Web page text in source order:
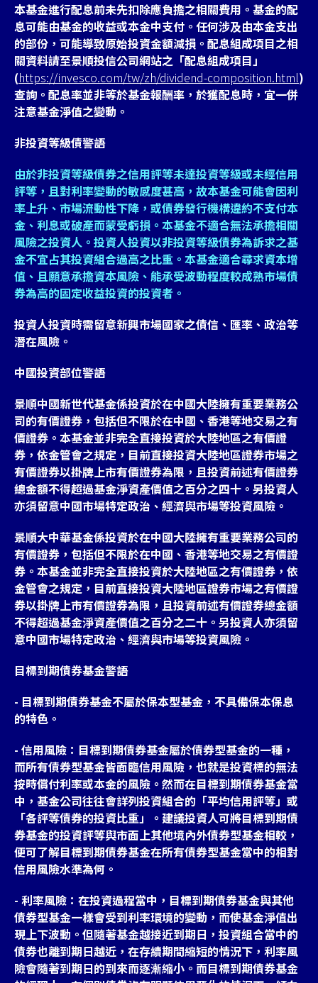
本基金進行配息前未先扣除應負擔之相關費用。基金的配
息可能由基金的收益或本金中支付。任何涉及由本金支出
的部份，可能導致原始投資金額減損。配息組成項目之相
關資料請至景順投信公司網站之「配息組成項目」
(https://invesco.com/tw/zh/dividend-composition.html)
查詢。配息率並非等於基金報酬率，於獲配息時，宜一併
注意基金淨值之變動。
非投資等級債警語
由於非投資等級債券之信用評等未達投資等級或未經信用
評等，且對利率變動的敏感度甚高，故本基金可能會因利
率上升、市場流動性下降，或債券發行機構違約不支付本
金、利息或破產而蒙受虧損。本基金不適合無法承擔相關
風險之投資人。投資人投資以非投資等級債券為訴求之基
金不宜占其投資組合過高之比重。本基金適合尋求資本增
值、且願意承擔資本風險、能承受波動程度較成熟市場債
券為高的固定收益投資的投資者。
投資人投資時需留意新興市場國家之債信、匯率、政治等
潛在風險。
中國投資部位警語
景順中國新世代基金係投資於在中國大陸擁有重要業務公
司的有價證券，包括但不限於在中國、香港等地交易之有
價證券。本基金並非完全直接投資於大陸地區之有價證
券，依金管會之規定，目前直接投資大陸地區證券市場之
有價證券以掛牌上市有價證券為限，且投資前述有價證券
總金額不得超過基金淨資產價值之百分之四十。另投資人
亦須留意中國市場特定政治、經濟與市場等投資風險。
景順大中華基金係投資於在中國大陸擁有重要業務公司的
有價證券，包括但不限於在中國、香港等地交易之有價證
券。本基金並非完全直接投資於大陸地區之有價證券，依
金管會之規定，目前直接投資大陸地區證券市場之有價證
券以掛牌上市有價證券為限，且投資前述有價證券總金額
不得超過基金淨資產價值之百分之二十。另投資人亦須留
意中國市場特定政治、經濟與市場等投資風險。
目標到期債券基金警語
- 目標到期債券基金不屬於保本型基金，不具備保本保息
的特色。
- 信用風險：目標到期債券基金屬於債券型基金的一種，
而所有債券型基金皆面臨信用風險，也就是投資標的無法
按時償付利率或本金的風險。然而在目標到期債券基金當
中，基金公司往往會詳列投資組合的「平均信用評等」或
「各評等債券的投資比重」。建議投資人可將目標到期債
券基金的投資評等與市面上其他境內外債券型基金相較，
便可了解目標到期債券基金在所有債券型基金當中的相對
信用風險水準為何。
- 利率風險：在投資過程當中，目標到期債券基金與其他
債券型基金一樣會受到利率環境的變動，而使基金淨值出
現上下波動。但隨著基金越接近到期日，投資組合當中的
債券也離到期日越近，在存續期間縮短的情況下，利率風
險會隨著到期日的到來而逐漸縮小。而目標到期債券基金